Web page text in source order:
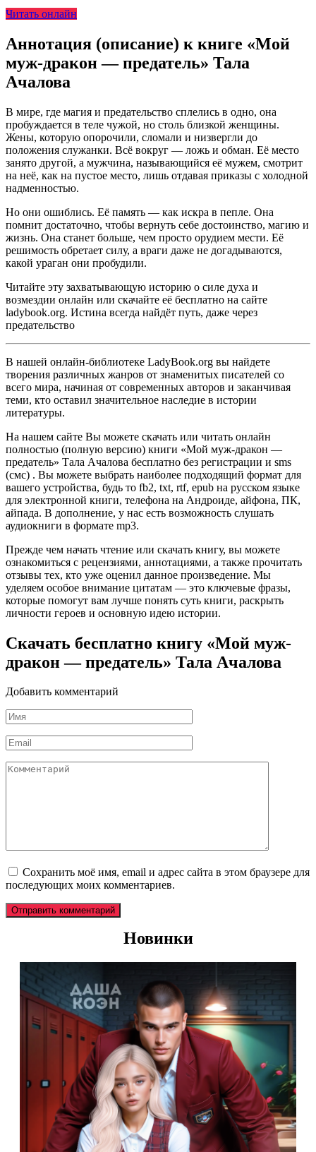
Читать онлайн
Аннотация (описание) к книге «Мой
муж-дракон — предатель» Тала
Ачалова
В мире, где магия и предательство сплелись в одно, она
пробуждается в теле чужой, но столь близкой женщины.
Жены, которую опорочили, сломали и низвергли до
положения служанки. Всё вокруг — ложь и обман. Её место
занято другой, а мужчина, называющийся её мужем, смотрит
на неё, как на пустое место, лишь отдавая приказы с холодной
надменностью.
Но они ошиблись. Её память — как искра в пепле. Она
помнит достаточно, чтобы вернуть себе достоинство, магию и
жизнь. Она станет больше, чем просто орудием мести. Её
решимость обретает силу, а враги даже не догадываются,
какой ураган они пробудили.
Читайте эту захватывающую историю о силе духа и
возмездии онлайн или скачайте её бесплатно на сайте
ladybook.org. Истина всегда найдёт путь, даже через
предательство
В нашей онлайн-библиотеке LadyBook.org вы найдете
творения различных жанров от знаменитых писателей со
всего мира, начиная от современных авторов и заканчивая
теми, кто оставил значительное наследие в истории
литературы.
На нашем сайте Вы можете скачать или читать онлайн
полностью (полную версию) книги «Мой муж-дракон —
предатель» Тала Ачалова бесплатно без регистрации и sms
(смс) . Вы можете выбрать наиболее подходящий формат для
вашего устройства, будь то fb2, txt, rtf, epub на русском языке
для электронной книги, телефона на Андроиде, айфона, ПК,
айпада. В дополнение, у нас есть возможность слушать
аудиокниги в формате mp3.
Прежде чем начать чтение или скачать книгу, вы можете
ознакомиться с рецензиями, аннотациями, а также прочитать
отзывы тех, кто уже оценил данное произведение. Мы
уделяем особое внимание цитатам — это ключевые фразы,
которые помогут вам лучше понять суть книги, раскрыть
личности героев и основную идею истории.
Скачать бесплатно книгу «Мой муж-
дракон — предатель» Тала Ачалова
Добавить комментарий
Имя
*
Email
*
Комментарий
Сохранить моё имя, email и адрес сайта в этом браузере для
последующих моих комментариев.
Новинки